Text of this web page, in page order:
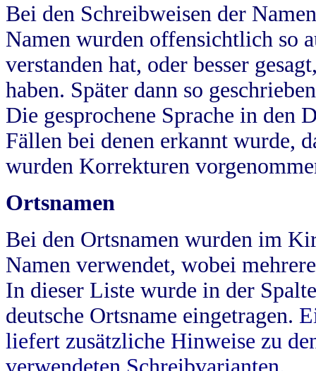
Bei den Schreibweisen der
Namen wurden offensichtlich so
verstanden hat, oder besser
haben. Später dann so
Die gesprochene Sprache in
Fällen bei denen erkannt wurde,
wurden Korrekturen
Ortsnamen
Bei den Ortsnamen wurden im
Namen verwendet, wobei
In dieser Liste wurde in der
deutsche Ortsname eingetragen.
liefert zusätzliche Hinweise zu